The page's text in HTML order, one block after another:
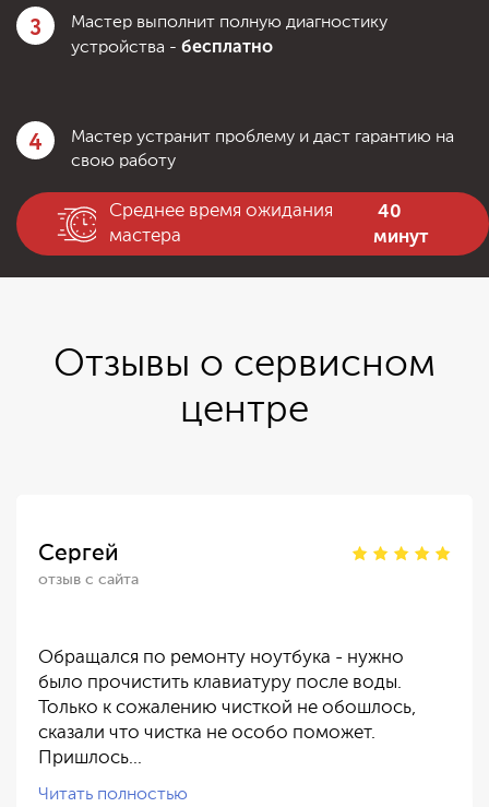
3
Мастер выполнит полную диагностику
устройства - бесплатно
4
Мастер устранит проблему и даст гарантию на
свою работу
Среднее время ожидания
мастера
40
минут
Отзывы о сервисном
центре
Сергей
отзыв с сайта
Обращался по ремонту ноутбука - нужно
было прочистить клавиатуру после воды.
Только к сожалению чисткой не обошлось,
сказали что чистка не особо поможет.
Пришлось…
Читать полностью